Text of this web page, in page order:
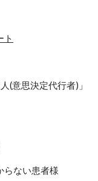
ト
(意思決定代行者)」
らない患者様